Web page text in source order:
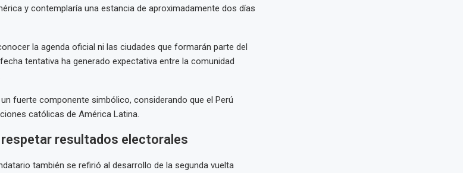
y contemplaría una estancia de aproximadamente dos días
la agenda oficial ni las ciudades que formarán parte del
tentativa ha generado expectativa entre la comunidad
fuerte componente simbólico, considerando que el Perú
católicas de América Latina.
resultados electorales
también se refirió al desarrollo de la segunda vuelta